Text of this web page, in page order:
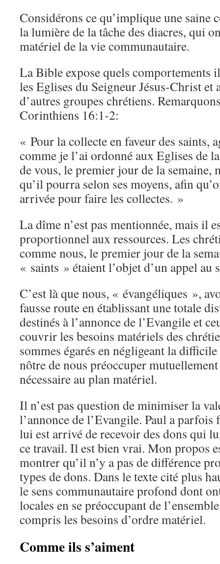
Considérons ce qu’implique une saine
la lumière de la tâche des diacres, qui
matériel de la vie communautaire.
La Bible expose quels comportements
les Eglises du Seigneur Jésus-Christ et
d’autres groupes chrétiens.
Corinthiens 16:1-2:
« Pour la collecte en faveur des saints,
comme je l’ai ordonné aux Eglises de
de vous, le premier jour de la semaine,
qu’il pourra selon ses moyens, afin
arrivée pour faire les collectes. »
La dîme n’est pas mentionnée, mais il
proportionnel aux ressources. Les
comme nous, le premier jour de la
« saints » étaient l’objet d’un appel au
C’est là que nous, « évangéliques »,
fausse route en établissant une totale
destinés à l’annonce de l’Evangile et
couvrir les besoins matériels des
sommes égarés en négligeant la
nôtre de nous préoccuper
nécessaire au plan matériel.
Il n’est pas question de minimiser la
l’annonce de l’Evangile. Paul a parfois
lui est arrivé de recevoir des dons qui
ce travail. Il est bien vrai. Mon propos
montrer qu’il n’y a pas de différence
types de dons. Dans le texte cité plus
le sens communautaire profond dont
locales en se préoccupant de
compris les besoins d’ordre matériel.
Comme ils s’aiment